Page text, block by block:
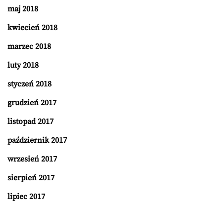
maj 2018
kwiecień 2018
marzec 2018
luty 2018
styczeń 2018
grudzień 2017
listopad 2017
październik 2017
wrzesień 2017
sierpień 2017
lipiec 2017